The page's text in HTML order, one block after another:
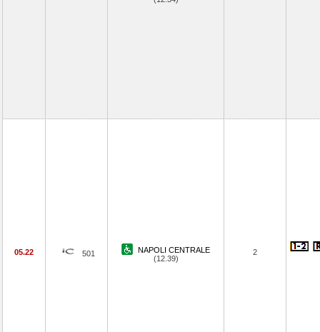
05.22 501
NAPOLI CENTRALE
(12.39)
2